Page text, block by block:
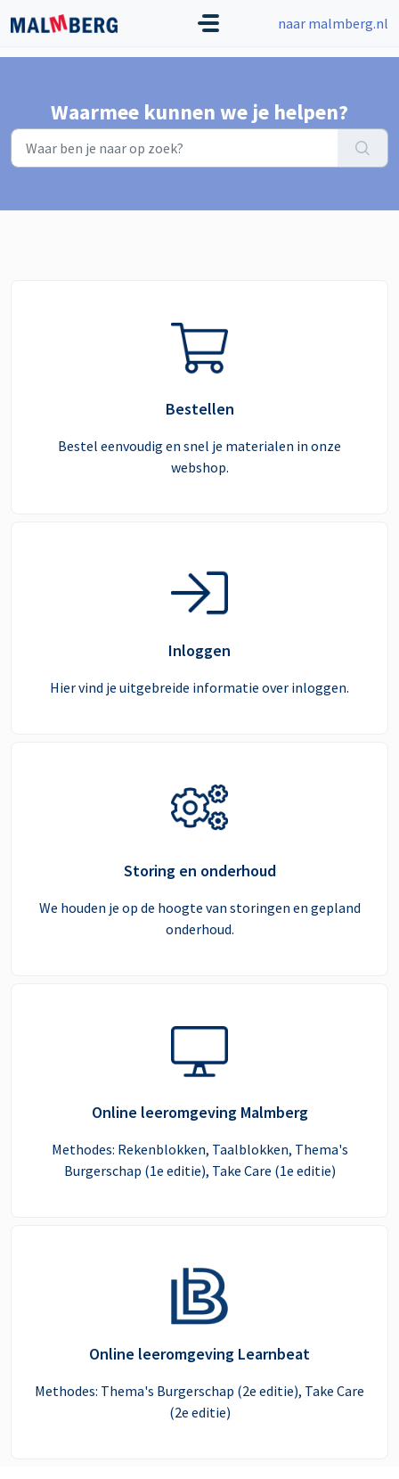
naar malmberg.nl
Waarmee kunnen we je helpen?
Bestellen
Bestel eenvoudig en snel je materialen in onze
webshop.
Inloggen
Hier vind je uitgebreide informatie over inloggen.
Storing en onderhoud
We houden je op de hoogte van storingen en gepland
onderhoud.
Online leeromgeving Malmberg
Methodes: Rekenblokken, Taalblokken, Thema's
Burgerschap (1e editie), Take Care (1e editie)
Online leeromgeving Learnbeat
Methodes: Thema's Burgerschap (2e editie), Take Care
(2e editie)